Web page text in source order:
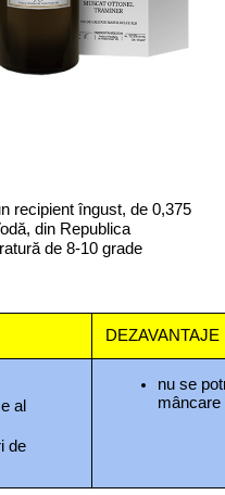
recipient îngust, de 0,375
din Republica
de 8-10 grade
DEZAVANTAJE
al
de
nu se
mâncare